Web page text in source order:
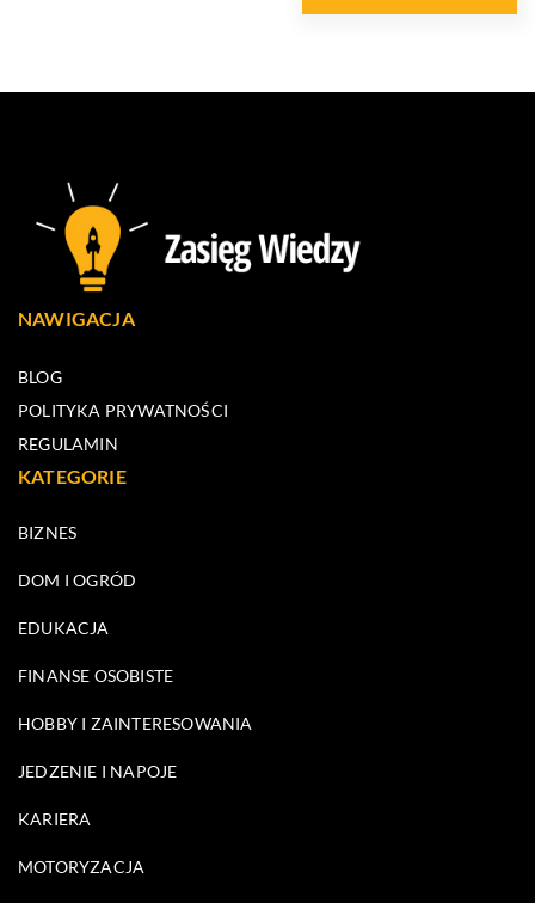
NAWIGACJA
BLOG
POLITYKA PRYWATNOŚCI
REGULAMIN
KATEGORIE
BIZNES
DOM I OGRÓD
EDUKACJA
FINANSE OSOBISTE
HOBBY I ZAINTERESOWANIA
JEDZENIE I NAPOJE
KARIERA
MOTORYZACJA